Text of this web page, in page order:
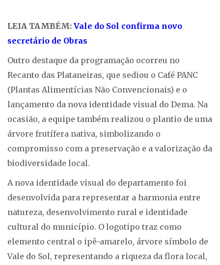
LEIA TAMBÉM: Vale do Sol confirma novo
secretário de Obras
Outro destaque da programação ocorreu no
Recanto das Plataneiras, que sediou o Café PANC
(Plantas Alimentícias Não Convencionais) e o
lançamento da nova identidade visual do Dema. Na
ocasião, a equipe também realizou o plantio de uma
árvore frutífera nativa, simbolizando o
compromisso com a preservação e a valorização da
biodiversidade local.
A nova identidade visual do departamento foi
desenvolvida para representar a harmonia entre
natureza, desenvolvimento rural e identidade
cultural do município. O logotipo traz como
elemento central o ipê-amarelo, árvore símbolo de
Vale do Sol, representando a riqueza da flora local,